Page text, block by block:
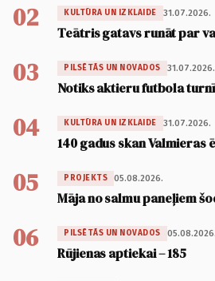
02 KULTŪRA UN IZKLAIDE 31.07.2026.
Teātris gatavs runāt par
03 PILSĒTĀS UN NOVADOS 31.07.2026.
Notiks aktieru futbola
04 KULTŪRA UN IZKLAIDE 31.07.2026.
140 gadus skan Valmieras
05 PROJEKTS 05.08.2026.
Māja no salmu paneļiem
06 PILSĒTĀS UN NOVADOS 05.08.2026.
Rūjienas aptiekai – 185